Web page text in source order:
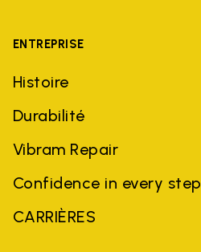
ENTREPRISE
Histoire
Durabilité
Vibram Repair
Confidence in every step
CARRIÈRES